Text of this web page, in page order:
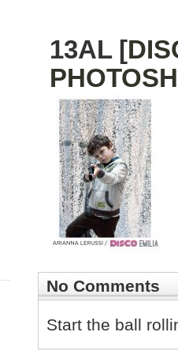
13AL [
No Comments
Start the ball